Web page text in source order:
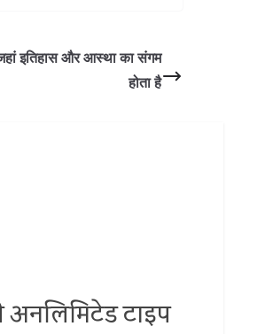
इतिहास और आस्था का संगम
होता है
टाइप